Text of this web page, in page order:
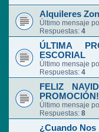
Alquileres
Último mensaje
Respuestas: 4
ÚLTIMA
ESCORIAL
Último mensaje
Respuestas: 4
FELIZ
Último mensaje
Respuestas: 8
¿Cuando Nos